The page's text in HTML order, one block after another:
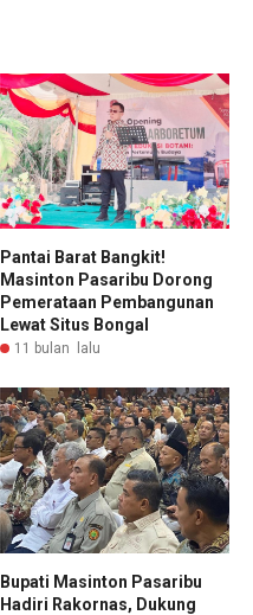
Pantai Barat Bangkit!
Masinton Pasaribu Dorong
Pemerataan Pembangunan
Lewat Situs Bongal
11 bulan lalu
Bupati Masinton Pasaribu
Hadiri Rakornas, Dukung